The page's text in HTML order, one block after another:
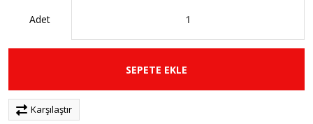
Adet
SEPETE EKLE
Karşılaştır